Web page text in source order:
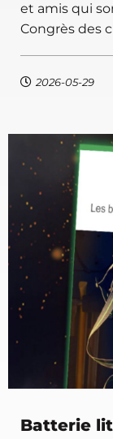
et amis qui
Congrès des
2026-05-29
Batterie